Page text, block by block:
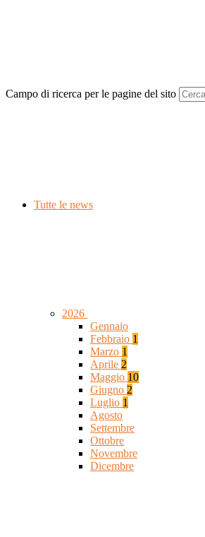
Campo di ricerca per le pagine del sito
Tutte le news
2026
Gennaio
Febbraio 1
Marzo 1
Aprile 2
Maggio 10
Giugno 2
Luglio 1
Agosto
Settembre
Ottobre
Novembre
Dicembre